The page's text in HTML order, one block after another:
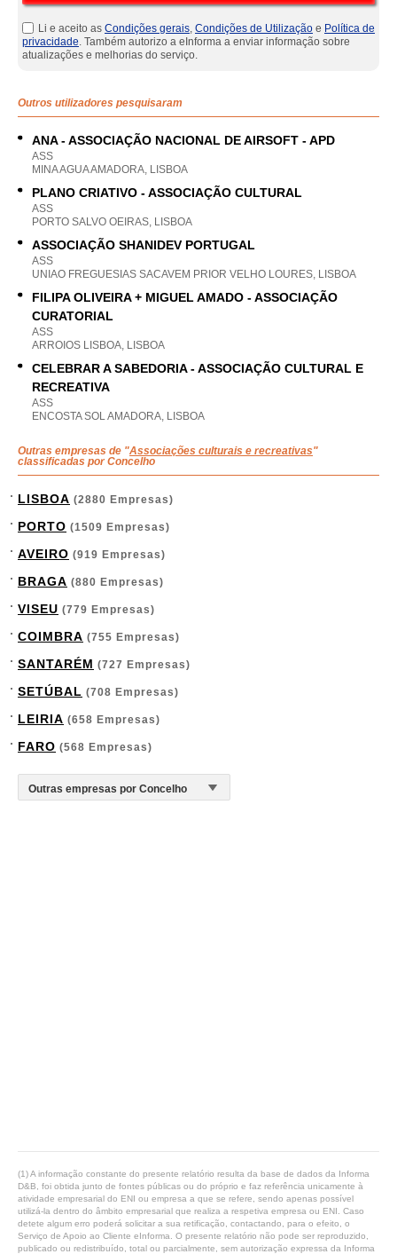
Li e aceito as Condições gerais, Condições de Utilização e Política de
privacidade. Também autorizo a eInforma a enviar informação sobre
atualizações e melhorias do serviço.
Outros utilizadores pesquisaram
ANA - ASSOCIAÇÃO NACIONAL DE AIRSOFT - APD
ASS
MINA AGUA AMADORA, LISBOA
PLANO CRIATIVO - ASSOCIAÇÃO CULTURAL
ASS
PORTO SALVO OEIRAS, LISBOA
ASSOCIAÇÃO SHANIDEV PORTUGAL
ASS
UNIAO FREGUESIAS SACAVEM PRIOR VELHO LOURES, LISBOA
FILIPA OLIVEIRA + MIGUEL AMADO - ASSOCIAÇÃO
CURATORIAL
ASS
ARROIOS LISBOA, LISBOA
CELEBRAR A SABEDORIA - ASSOCIAÇÃO CULTURAL E
RECREATIVA
ASS
ENCOSTA SOL AMADORA, LISBOA
Outras empresas de "Associações culturais e recreativas"
classificadas por Concelho
LISBOA (2880 Empresas)
PORTO (1509 Empresas)
AVEIRO (919 Empresas)
BRAGA (880 Empresas)
VISEU (779 Empresas)
COIMBRA (755 Empresas)
SANTARÉM (727 Empresas)
SETÚBAL (708 Empresas)
LEIRIA (658 Empresas)
FARO (568 Empresas)
(1) A informação constante do presente relatório resulta da base de dados da Informa
D&B, foi obtida junto de fontes públicas ou do próprio e faz referência unicamente à
atividade empresarial do ENI ou empresa a que se refere, sendo apenas possível
utilizá-la dentro do âmbito empresarial que realiza a respetiva empresa ou ENI. Caso
detete algum erro poderá solicitar a sua retificação, contactando, para o efeito, o
Serviço de Apoio ao Cliente eInforma. O presente relatório não pode ser reproduzido,
publicado ou redistribuído, total ou parcialmente, sem autorização expressa da Informa